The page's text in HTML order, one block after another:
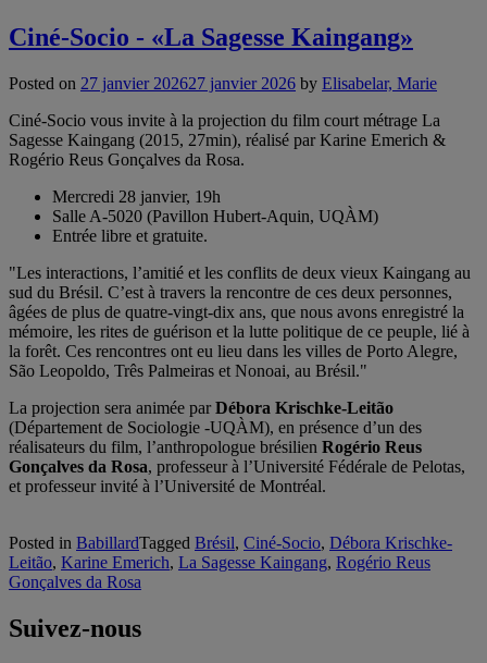
Ciné-Socio - «La Sagesse Kaingang»
Posted on 27 janvier 202627 janvier 2026 by Elisabelar, Marie
Ciné-Socio vous invite à la projection du film court métrage La
Sagesse Kaingang (2015, 27min), réalisé par Karine Emerich &
Rogério Reus Gonçalves da Rosa.
Mercredi 28 janvier, 19h
Salle A-5020 (Pavillon Hubert-Aquin, UQÀM)
Entrée libre et gratuite.
"Les interactions, l’amitié et les conflits de deux vieux Kaingang au
sud du Brésil. C’est à travers la rencontre de ces deux personnes,
âgées de plus de quatre-vingt-dix ans, que nous avons enregistré la
mémoire, les rites de guérison et la lutte politique de ce peuple, lié à
la forêt. Ces rencontres ont eu lieu dans les villes de Porto Alegre,
São Leopoldo, Três Palmeiras et Nonoai, au Brésil."
La projection sera animée parDébora Krischke-Leitão
(Département de Sociologie -UQÀM), en présence d’un des
réalisateurs du film, l’anthropologue brésilien Rogério Reus
Gonçalves da Rosa, professeur à l’Université Fédérale de Pelotas,
et professeur invité à l’Université de Montréal.
Posted in BabillardTagged Brésil, Ciné-Socio, Débora Krischke-
Leitão, Karine Emerich, La Sagesse Kaingang, Rogério Reus
Gonçalves da Rosa
Suivez-nous